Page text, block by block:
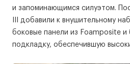
и запоминающимся силуэтом.
III добавили к внушительному
боковые панели из Foamposite
подкладку, обеспечившую